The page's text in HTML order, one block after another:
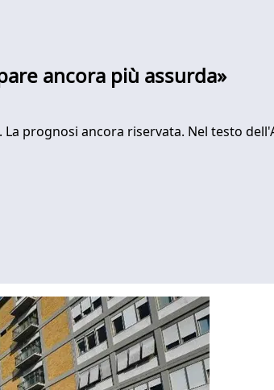
ancora più assurda»
prognosi ancora riservata. Nel testo